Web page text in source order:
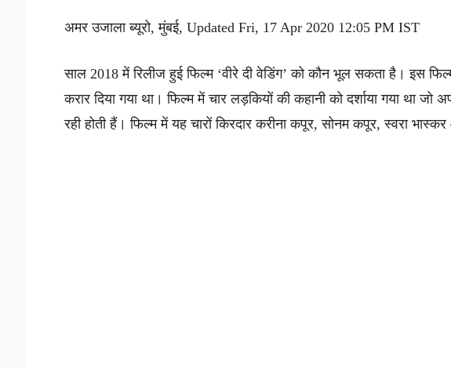
अमर उजाला ब्यूरो, मुंबई, Updated Fri, 17 Apr 2020 12:05 PM IST
साल 2018 में रिलीज हुई फिल्म ‘वीरे दी वेडिंग’ को कौन भूल सकता है। इस
करार दिया गया था। फिल्म में चार लड़कियों की कहानी को दर्शाया गया था जो
रही होती हैं। फिल्म में यह चारों किरदार करीना कपूर, सोनम कपूर, स्वरा